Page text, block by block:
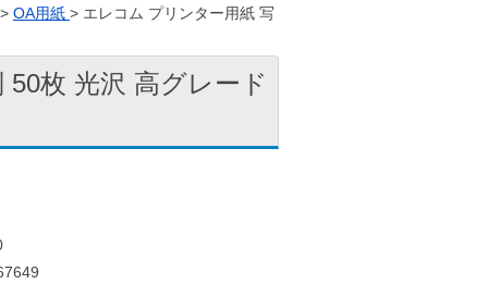
> OA用紙 > エレコム プリンター用紙 写
枚 光沢 高グレード